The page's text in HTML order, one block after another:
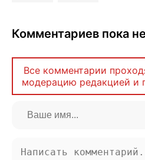
Комментариев пока
Все комментарии
модерацию редакцией и